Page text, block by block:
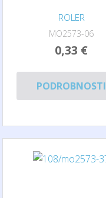
ROLER
MO2573-06
0,33 €
PODROBNOSTI